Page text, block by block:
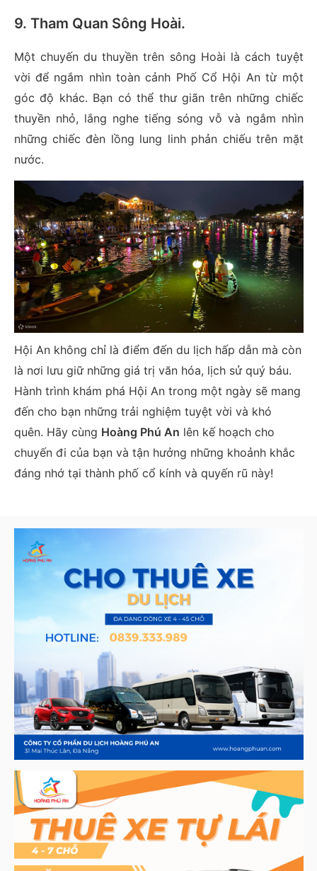
9. Tham Quan Sông Hoài.
Một chuyến du thuyền trên sông Hoài là cách tuyệt
vời để ngắm nhìn toàn cảnh Phố Cổ Hội An từ một
góc độ khác. Bạn có thể thư giãn trên những chiếc
thuyền nhỏ, lắng nghe tiếng sóng vỗ và ngắm nhìn
những chiếc đèn lồng lung linh phản chiếu trên mặt
nước.
Hội An không chỉ là điểm đến du lịch hấp dẫn mà còn
là nơi lưu giữ những giá trị văn hóa, lịch sử quý báu.
Hành trình khám phá Hội An trong một ngày sẽ mang
đến cho bạn những trải nghiệm tuyệt vời và khó
quên. Hãy cùng Hoàng Phú An lên kế hoạch cho
chuyến đi của bạn và tận hưởng những khoảnh khắc
đáng nhớ tại thành phố cổ kính và quyến rũ này!